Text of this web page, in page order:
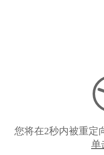
您将在2秒内被重定
单